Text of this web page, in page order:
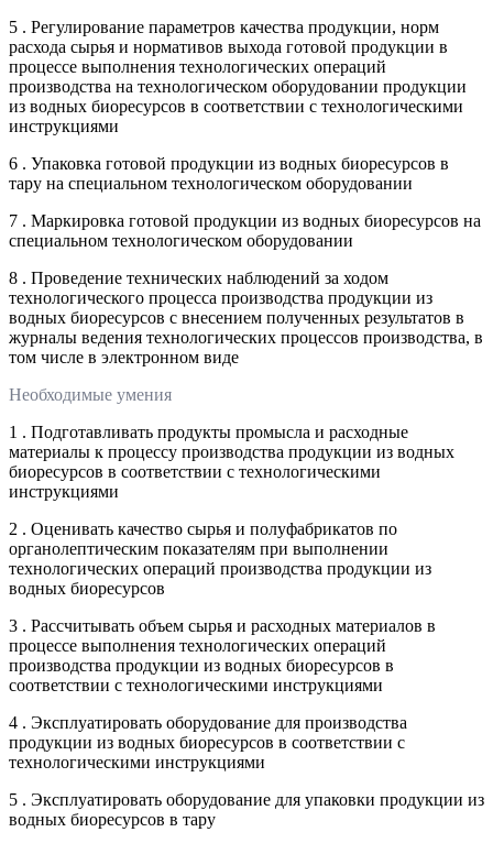
5 . Регулирование параметров качества продукции, норм
расхода сырья и нормативов выхода готовой продукции в
процессе выполнения технологических операций
производства на технологическом оборудовании продукции
из водных биоресурсов в соответствии с технологическими
инструкциями
6 . Упаковка готовой продукции из водных биоресурсов в
тару на специальном технологическом оборудовании
7 . Маркировка готовой продукции из водных биоресурсов на
специальном технологическом оборудовании
8 . Проведение технических наблюдений за ходом
технологического процесса производства продукции из
водных биоресурсов с внесением полученных результатов в
журналы ведения технологических процессов производства, в
том числе в электронном виде
Необходимые умения
1 . Подготавливать продукты промысла и расходные
материалы к процессу производства продукции из водных
биоресурсов в соответствии с технологическими
инструкциями
2 . Оценивать качество сырья и полуфабрикатов по
органолептическим показателям при выполнении
технологических операций производства продукции из
водных биоресурсов
3 . Рассчитывать объем сырья и расходных материалов в
процессе выполнения технологических операций
производства продукции из водных биоресурсов в
соответствии с технологическими инструкциями
4 . Эксплуатировать оборудование для производства
продукции из водных биоресурсов в соответствии с
технологическими инструкциями
5 . Эксплуатировать оборудование для упаковки продукции из
водных биоресурсов в тару